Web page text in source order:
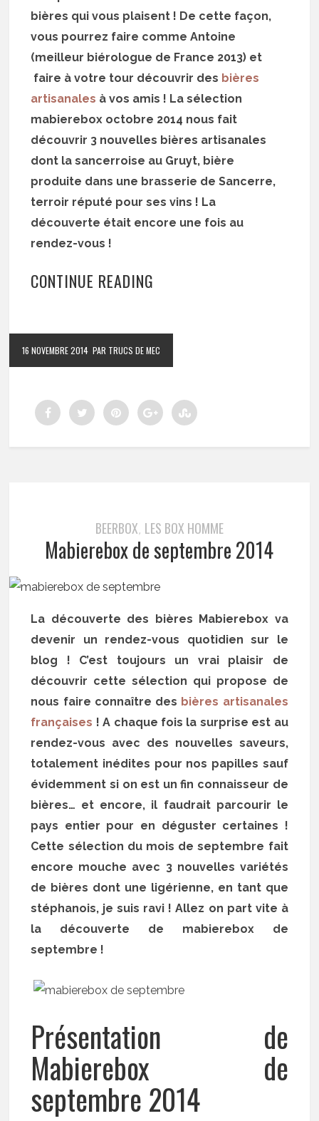
bières qui vous plaisent ! De cette façon,
vous pourrez faire comme Antoine
(meilleur biérologue de France 2013) et
faire à votre tour découvrir des bières
artisanales à vos amis ! La sélection
mabierebox octobre 2014 nous fait
découvrir 3 nouvelles bières artisanales
dont la sancerroise au Gruyt, bière
produite dans une brasserie de Sancerre,
terroir réputé pour ses vins ! La
découverte était encore une fois au
rendez-vous !
CONTINUE READING
16 NOVEMBRE 2014 PAR TRUCS DE MEC
BEERBOX, LES BOX HOMME
Mabierebox de septembre 2014
La découverte des bières Mabierebox va
devenir un rendez-vous quotidien sur le
blog ! C’est toujours un vrai plaisir de
découvrir cette sélection qui propose de
nous faire connaître des bières artisanales
françaises ! A chaque fois la surprise est au
rendez-vous avec des nouvelles saveurs,
totalement inédites pour nos papilles sauf
évidemment si on est un fin connaisseur de
bières… et encore, il faudrait parcourir le
pays entier pour en déguster certaines !
Cette sélection du mois de septembre fait
encore mouche avec 3 nouvelles variétés
de bières dont une ligérienne, en tant que
stéphanois, je suis ravi ! Allez on part vite à
la découverte de mabierebox de
septembre !
Présentation de
Mabierebox de
septembre 2014